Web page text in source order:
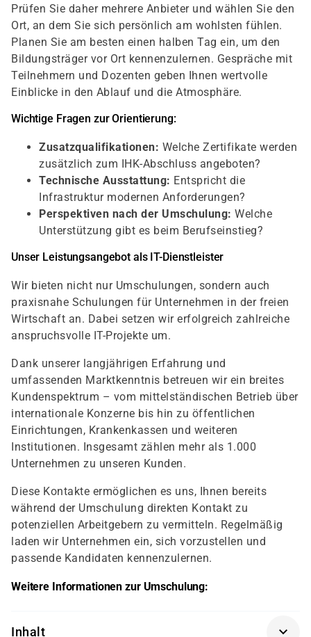
Prüfen Sie daher mehrere Anbieter und wählen Sie den
Ort, an dem Sie sich persönlich am wohlsten fühlen.
Planen Sie am besten einen halben Tag ein, um den
Bildungsträger vor Ort kennenzulernen. Gespräche mit
Teilnehmern und Dozenten geben Ihnen wertvolle
Einblicke in den Ablauf und die Atmosphäre.
Wichtige Fragen zur Orientierung:
Zusatzqualifikationen: Welche Zertifikate werden
zusätzlich zum IHK-Abschluss angeboten?
Technische Ausstattung: Entspricht die
Infrastruktur modernen Anforderungen?
Perspektiven nach der Umschulung: Welche
Unterstützung gibt es beim Berufseinstieg?
Unser Leistungsangebot als IT-Dienstleister
Wir bieten nicht nur Umschulungen, sondern auch
praxisnahe Schulungen für Unternehmen in der freien
Wirtschaft an. Dabei setzen wir erfolgreich zahlreiche
anspruchsvolle IT-Projekte um.
Dank unserer langjährigen Erfahrung und
umfassenden Marktkenntnis betreuen wir ein breites
Kundenspektrum – vom mittelständischen Betrieb über
internationale Konzerne bis hin zu öffentlichen
Einrichtungen, Krankenkassen und weiteren
Institutionen. Insgesamt zählen mehr als 1.000
Unternehmen zu unseren Kunden.
Diese Kontakte ermöglichen es uns, Ihnen bereits
während der Umschulung direkten Kontakt zu
potenziellen Arbeitgebern zu vermitteln. Regelmäßig
laden wir Unternehmen ein, sich vorzustellen und
passende Kandidaten kennenzulernen.
Weitere Informationen zur Umschulung:
Inhalt